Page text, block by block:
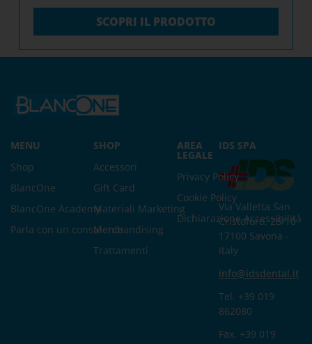
SCOPRI IL PRODOTTO
MENU
Shop
BlancOne
BlancOne Academy
Parla con un consulente
SHOP
Accessori
Gift Card
Materiali Marketing
Merchandising
Trattamenti
AREA
LEGALE
Privacy Policy
Cookie Policy
Dichiarazione Accessibilità
IDS SPA
Via Valletta San
Cristoforo, 28/10
17100 Savona -
Italy
info@idsdental.it
Tel. +39 019
862080
Fax. +39 019